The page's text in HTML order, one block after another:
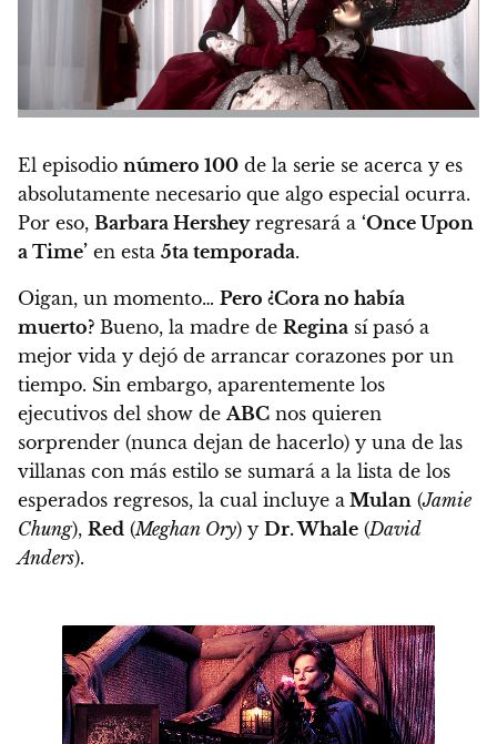
El episodio número 100 de la serie se acerca y es
absolutamente necesario que algo especial ocurra.
Por eso, Barbara Hersheyregresará a ‘Once Upon
a Time’ en esta 5ta temporada.
Oigan, un momento… Pero ¿Cora no había
muerto? Bueno, la madre de Regina sí pasó a
mejor vida y dejó de arrancar corazones por un
tiempo. Sin embargo, aparentemente los
ejecutivos del show deABC nos quieren
sorprender (nunca dejan de hacerlo) y una de las
villanas con más estilo se sumará a la lista de los
esperados regresos, la cual incluye a Mulan (Jamie
Chung), Red (Meghan Ory) y Dr. Whale (David
Anders).